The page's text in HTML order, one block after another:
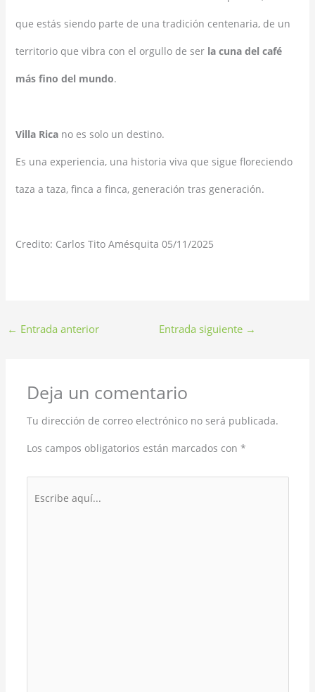
que estás siendo parte de una tradición centenaria, de un
territorio que vibra con el orgullo de ser la cuna del café
más fino del mundo.
Villa Ricano es solo un destino.
Es una experiencia, una historia viva que sigue floreciendo
taza a taza, finca a finca, generación tras generación.
Credito: Carlos Tito Amésquita 05/11/2025
← Entrada anterior Entrada siguiente →
Deja un comentario
Tu dirección de correo electrónico no será publicada.
Los campos obligatorios están marcados con *